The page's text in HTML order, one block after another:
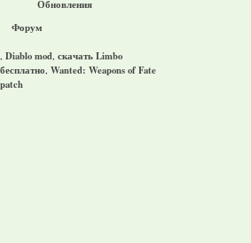
Обновления
Форум
, Diablo mod, скачать Limbo
бесплатно, Wanted: Weapons of Fate
patch